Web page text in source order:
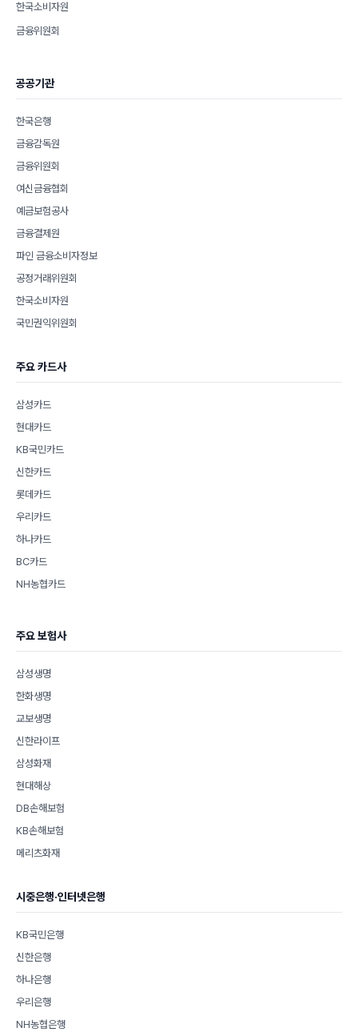
한국소비자원
금융위원회
공공기관
한국은행
금융감독원
금융위원회
여신금융협회
예금보험공사
금융결제원
파인 금융소비자정보
공정거래위원회
한국소비자원
국민권익위원회
주요 카드사
삼성카드
현대카드
KB국민카드
신한카드
롯데카드
우리카드
하나카드
BC카드
NH농협카드
주요 보험사
삼성생명
한화생명
교보생명
신한라이프
삼성화재
현대해상
DB손해보험
KB손해보험
메리츠화재
시중은행·인터넷은행
KB국민은행
신한은행
하나은행
우리은행
NH농협은행